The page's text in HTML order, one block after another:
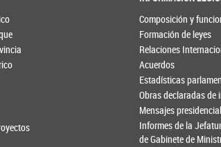
Composición y
Formación de leyes
Relaciones
Acuerdos
Estadísticas
Obras declaradas de
Mensajes
Informes de la
de Gabinete de